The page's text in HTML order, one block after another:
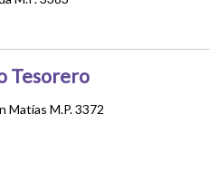
Tesorero
Matías M.P. 3372